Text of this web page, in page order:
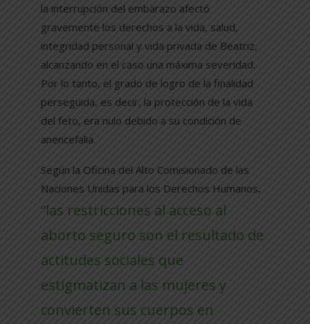
la interrupción del embarazo afectó
gravemente los derechos a la vida, salud,
integridad personal y vida privada de Beatriz,
alcanzando en el caso una máxima severidad.
Por lo tanto, el grado de logro de la finalidad
perseguida, es decir, la protección de la vida
del feto, era nulo debido a su condición de
anencefalia.
Según la Oficina del Alto Comisionado de las
Naciones Unidas para los Derechos Humanos,
“las restricciones al acceso al
aborto seguro son el resultado de
actitudes sociales que
estigmatizan a las mujeres y
convierten sus cuerpos en